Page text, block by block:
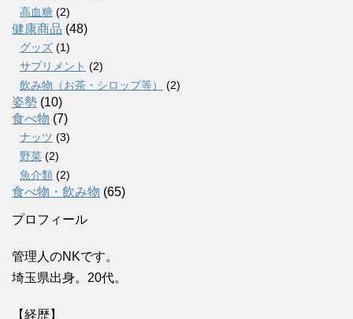
高血糖 (2)
健康商品 (48)
グッズ (1)
サプリメント (2)
飲み物（お茶・シロップ等）
(2)
姿勢 (10)
食べ物 (7)
ナッツ (3)
野菜 (2)
魚介類 (2)
食べ物・飲み物 (65)
プロフィール
管理人のNKです。
埼玉県出身。20代。
【経歴】